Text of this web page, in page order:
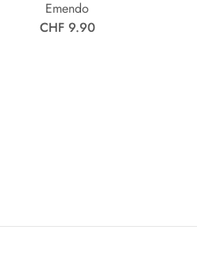
Emendo
CHF 9.90